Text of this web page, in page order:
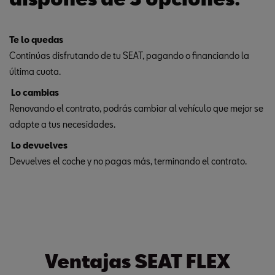
Te lo quedas
Continúas disfrutando de tu SEAT, pagando o financiando la
última cuota.
Lo cambias
Renovando el contrato, podrás cambiar al vehículo que mejor se
adapte a tus necesidades.
Lo devuelves
Devuelves el coche y no pagas más, terminando el contrato.
Ventajas SEAT FLEX